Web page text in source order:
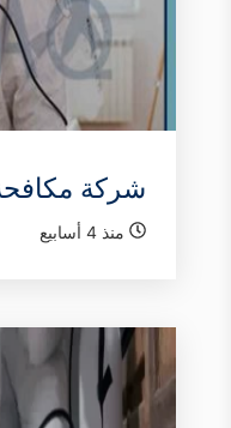
شركة
منذ 4 أسابيع